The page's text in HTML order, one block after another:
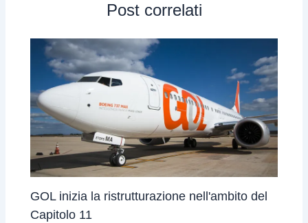
Post correlati
GOL inizia la ristrutturazione nell'ambito del
Capitolo 11